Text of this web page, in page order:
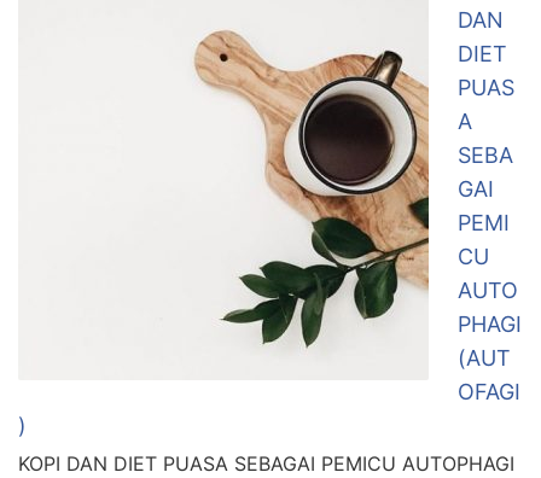
DAN
DIET
PUAS
A
SEBA
GAI
PEMI
CU
AUTO
PHAGI
(AUT
OFAGI
)
KOPI DAN DIET PUASA SEBAGAI PEMICU AUTOPHAGI